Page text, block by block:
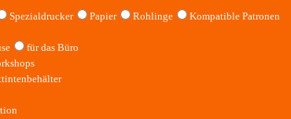
Spezialdrucker Papier Rohlinge
Kompatible Patronen
für das Büro